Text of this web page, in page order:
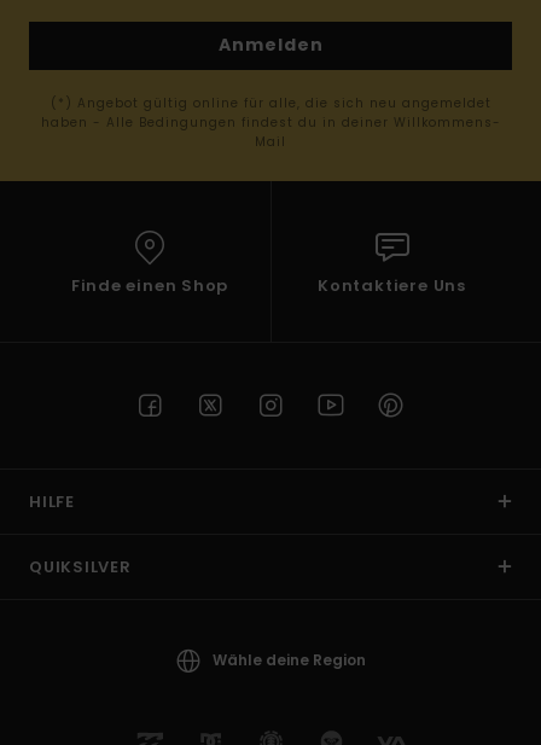
Anmelden
(*) Angebot gültig online für alle, die sich neu angemeldet
haben - Alle Bedingungen findest du in deiner Willkommens-
Mail
Finde einen Shop Kontaktiere Uns
HILFE
QUIKSILVER
Wähle deine Region